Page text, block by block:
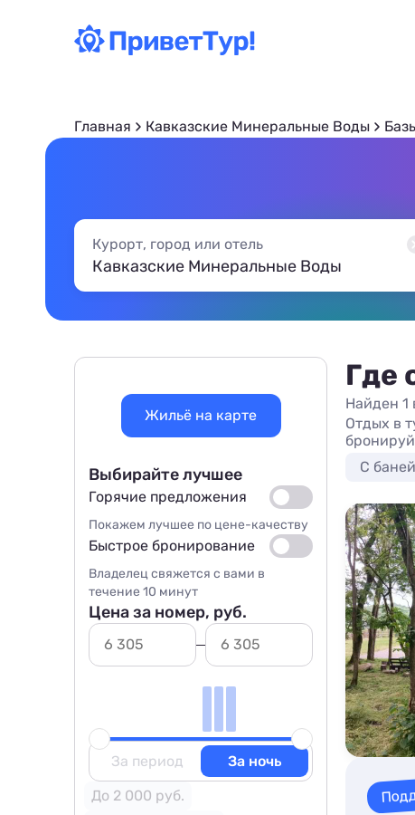
Главная Кавказские Минеральные Воды
Курорт, город или отель
Где
Найден 1
Отдых в
С баней
Жильё на карте
Выбирайте лучшее
Горячие предложения
Покажем лучшее по цене-качеству
Быстрое бронирование
Владелец свяжется с вами в
течение 10 минут
Цена за номер, руб.
За период
За ночь
До 2 000 руб.